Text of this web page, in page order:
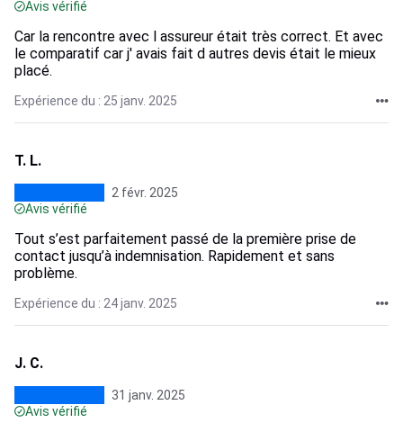
Avis vérifié
Car la rencontre avec l assureur était très correct. Et avec
le comparatif car j' avais fait d autres devis était le mieux
placé.
Expérience du : 25 janv. 2025
T. L.
2 févr. 2025
Avis vérifié
Tout s’est parfaitement passé de la première prise de
contact jusqu’à indemnisation. Rapidement et sans
problème.
Expérience du : 24 janv. 2025
J. C.
31 janv. 2025
Avis vérifié